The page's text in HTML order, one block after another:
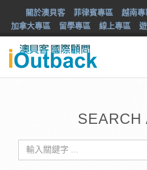
關於澳貝客 菲律賓專區 越南專
加拿大專區
留學專區 線上專區
SEARCH